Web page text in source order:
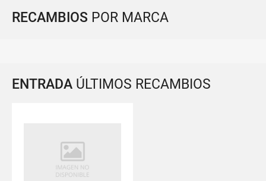
RECAMBIOS POR MARCA
ENTRADA ÚLTIMOS RECAMBIOS